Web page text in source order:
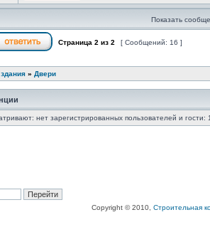
Показать
Страница 2 из 2 [ Сообщений: 16 ]
» Двери
нет зарегистрированных пользователей и гости: 1
Copyright © 2010, Строительная